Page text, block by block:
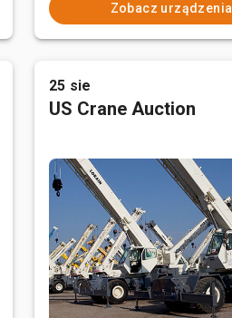
Zobacz urządzenia
25 sie
US Crane Auction